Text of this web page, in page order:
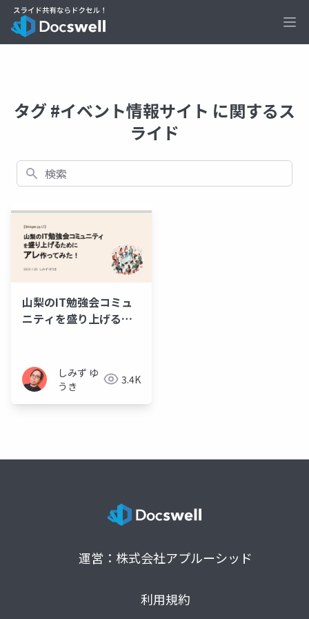
タグ #イベント情報サイト に関するス
ライド
検索
山梨のIT勉強会コミュ
ニティを盛り上げるた
しみず ゆ
うき
3.4K
運営：株式会社アプルーシッド
利用規約